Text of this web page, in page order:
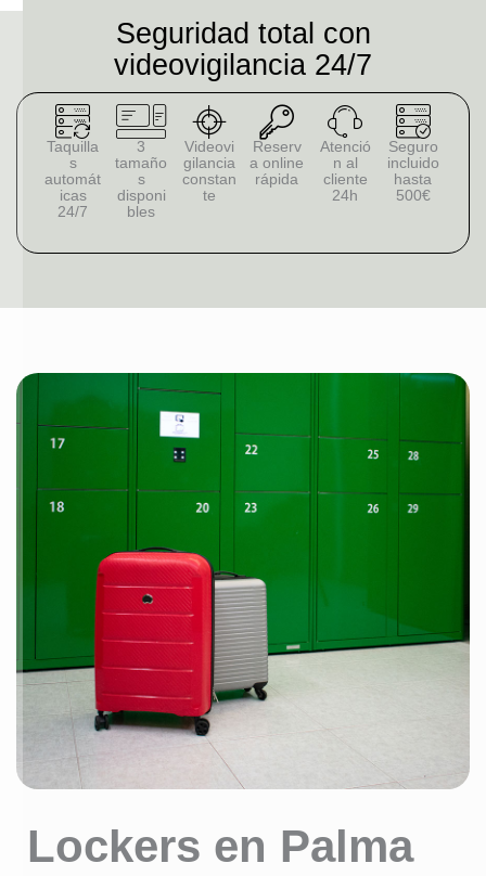
Seguridad total con
videovigilancia 24/7
Taquilla
s
automát
icas
24/7
3
tamaño
s
disponi
bles
Videovi
gilancia
constan
te
Reserv
a online
rápida
Atenció
n al
cliente
24h
Seguro
incluido
hasta
500€
Lockers en Palma